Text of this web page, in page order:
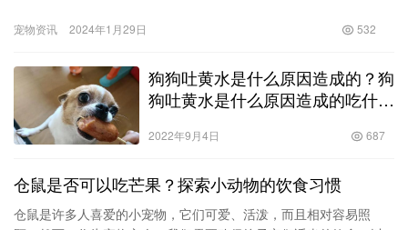
直播帮你寻找狗，可以选择品种、公母和大小，然后
选好下单到手上2天就到了，这是第一次体验网络买
狗。 说一下购买经历，第一次买的是一个很可爱的
小博美，路上运输两天，结果到了汽车托运的时候，
一波三折汽车司机一点不负责任，说是下午四点多钟
个小时，最后联系各方才知道，忘了带下来，最后还
是去接的，结果因为狗狗太小，回来两天检查发现得
宠物资讯 2024年1月29日 532
狗狗吐黄水是什么原因造成的？狗
狗吐黄水是什么原因造成的吃什么
2022年9月4日 687
仓鼠是否可以吃芒果？探索小动物的饮食习惯
仓鼠是许多人喜爱的小宠物，它们可爱、活泼，而且相对容易照